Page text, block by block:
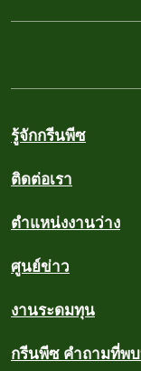
รู้จักกรีนพีซ
ติดต่อเรา
ตำแหน่งงานว่าง
ศูนย์ข่าว
งานระดมทุน
กรีนพีซ คำถามที่พ